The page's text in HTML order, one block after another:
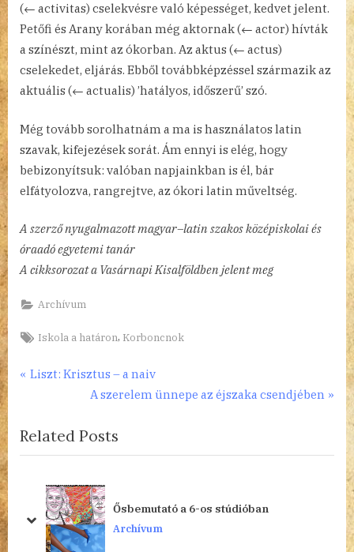
(← activitas) cselekvésre való képességet, kedvet jelent.
Petőfi és Arany korában még aktornak (← actor) hívták
a színészt, mint az ókorban. Az aktus (← actus)
cselekedet, eljárás. Ebből továbbképzéssel származik az
aktuális (← actualis) ’hatályos, időszerű’ szó.
Még tovább sorolhatnám a ma is használatos latin
szavak, kifejezések sorát. Ám ennyi is elég, hogy
bebizonyítsuk: valóban napjainkban is él, bár
elfátyolozva, rangrejtve, az ókori latin műveltség.
A szerző nyugalmazott magyar–latin szakos középiskolai és
óraadó egyetemi tanár
A cikksorozat a Vasárnapi Kisalföldben jelent meg
Archívum
Tags:
Iskola a határon, Korboncnok
Bejegyzés
P
v
i
s
Liszt: Krisztus – a naiv
N
x
t
o
s
t
A szerelem ünnepe az éjszaka csendjében
Related Posts
Ősbemutató a 6-os stúdióban
Archívum
prev
next